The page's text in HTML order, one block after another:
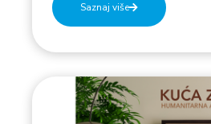
Saznaj više